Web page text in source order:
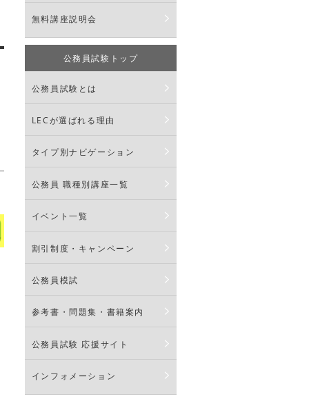
無料講座説明会
公務員試験トップ
公務員試験とは
LECが選ばれる理由
タイプ別ナビゲーション
公務員 職種別講座一覧
イベント一覧
割引制度・キャンペーン
公務員模試
参考書・問題集・書籍案内
公務員試験 応援サイト
インフォメーション